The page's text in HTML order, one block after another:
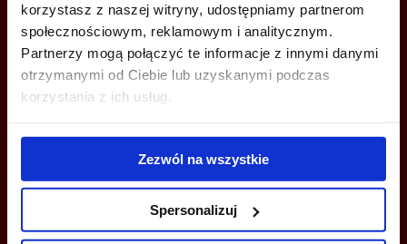
korzystasz z naszej witryny, udostępniamy partnerom
społecznościowym, reklamowym i analitycznym.
Partnerzy mogą połączyć te informacje z innymi danymi
otrzymanymi od Ciebie lub uzyskanymi podczas
korzystania z ich usług.
Zezwól na wszystkie
Spersonalizuj
MOŻESZ TEŻ ZOSTAWIĆ SWÓJ NUMER, A MY SKONTAKTUJEMY SIĘ
Z TOBĄ